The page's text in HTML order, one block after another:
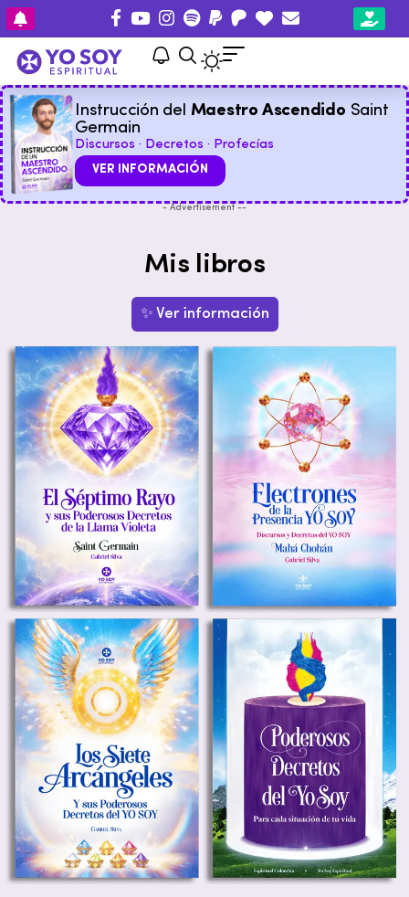
Instrucción del Maestro Ascendido Saint
Germain
Discursos · Decretos · Profecías
VER INFORMACIÓN
- Advertisement --
Mis libros
✨ Ver información